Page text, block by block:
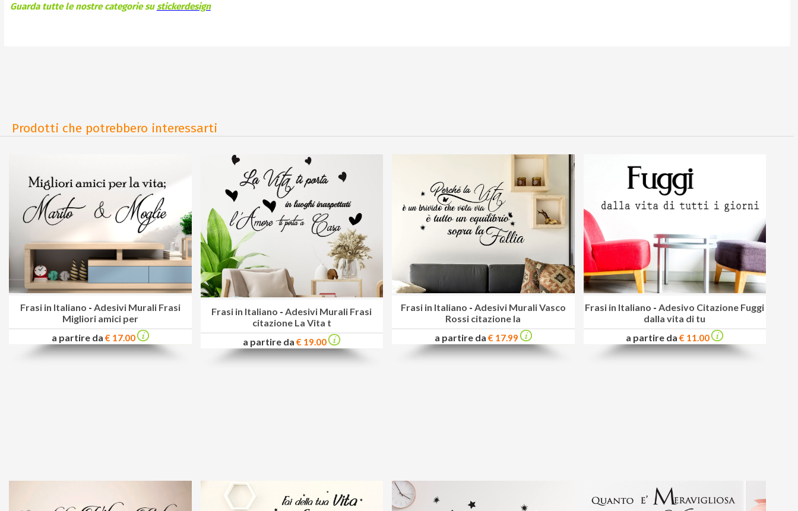
Guarda tutte le nostre categorie sustickerdesign
Prodotti che potrebbero interessarti
Frasi in Italiano - Adesivi Murali Frasi
Migliori amici per
a partire da € 17.00
Frasi in Italiano -Adesivi Murali Frasi
citazione La Vita t
a partire da€ 19.00
Frasi in Italiano - Adesivi Murali Vasco
Rossi citazione la
a partire da € 17.99
Frasi in Italiano -Adesivo Citazione Fuggi
dalla vita di tu
a partire da€ 11.00